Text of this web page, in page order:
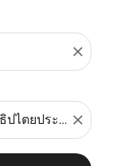
close
close